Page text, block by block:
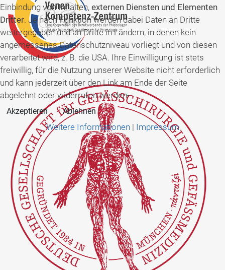
Einbindung von Inhalten, externen Diensten und Elementen
Dritter. Je nach Funktion werden dabei Daten an Dritte
weitergegeben und an Dritte in Ländern, in denen kein
angemessenes Datenschutzniveau vorliegt und von diesen
verarbeitet wird, z. B. die USA. Ihre Einwilligung ist stets
freiwillig, für die Nutzung unserer Website nicht erforderlich
und kann jederzeit über den Link am Ende der Seite
abgelehnt oder widerrufen werden-
Akzeptieren Ablehnen
Weitere Informationen | Impressum